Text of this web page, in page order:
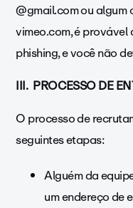
@gmail.com ou algum
vimeo.com, é provável
phishing, e você não
III. PROCESSO DE
O processo de
seguintes etapas:
Alguém da
um endereço de